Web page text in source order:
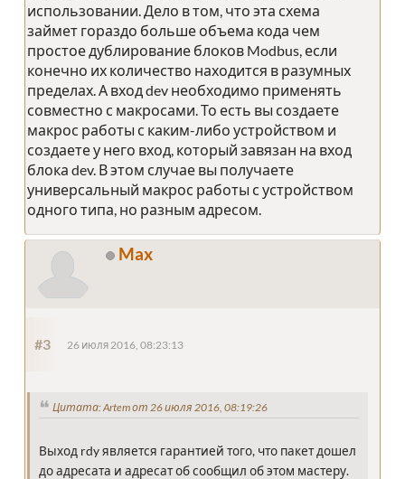
использовании. Дело в том, что эта схема
займет гораздо больше объема кода чем
простое дублирование блоков Modbus, если
конечно их количество находится в разумных
пределах. А вход dev необходимо применять
совместно с макросами. То есть вы создаете
макрос работы с каким-либо устройством и
создаете у него вход, который завязан на вход
блока dev. В этом случае вы получаете
универсальный макрос работы с устройством
одного типа, но разным адресом.
Max
#3 26 июля 2016, 08:23:13
Цитата: Artem от 26 июля 2016, 08:19:26
Выход rdy является гарантией того, что пакет дошел
до адресата и адресат об сообщил об этом мастеру.